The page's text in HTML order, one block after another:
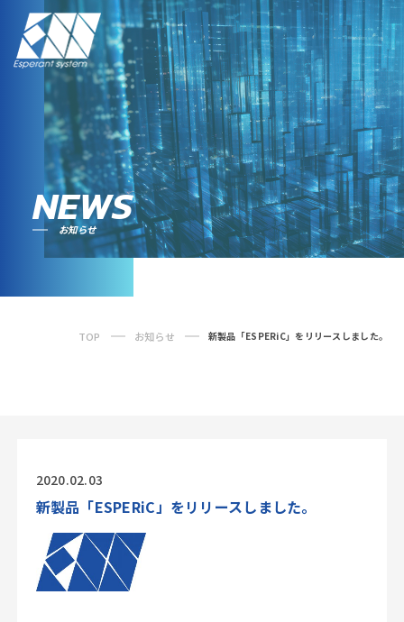
NEWS
お知らせ
TOP お知らせ 新製品「ESPERiC」をリリースしました。
2020.02.03
新製品「ESPERiC」をリリースしました。